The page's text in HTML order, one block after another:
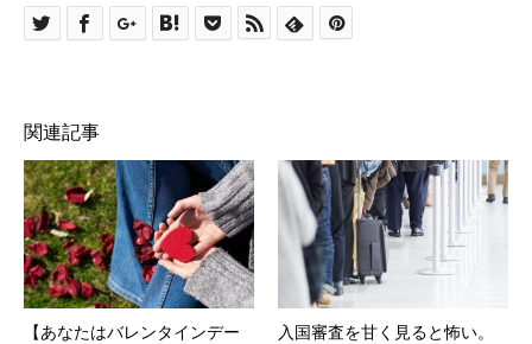
関連記事
【あなたはバレンタインデー
入国審査を甘く見ると怖い。